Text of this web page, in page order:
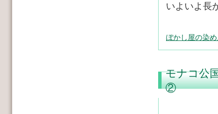
いよいよ長
ぼかし屋の染
モナコ公
②